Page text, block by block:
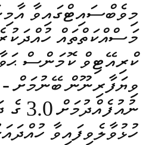
މިވެބްސައިޓްގައިވާ
މަސްއްކަތްތައް
ކްރިއޭޓިވް ކޮމަންސް
ވިޔަފާރިނޫން ބޭނުމަށް
ހުޅުވާލެވިފައިވާ